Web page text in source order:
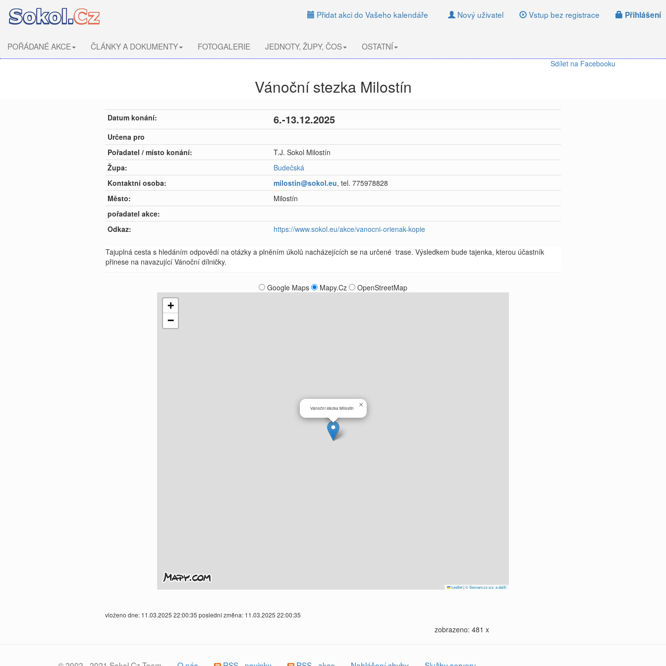
Nový uživatel Vstup bez registrace Přihlášení
Přidat akci do Vašeho kalendáře
POŘÁDANÉ AKCE ČLÁNKY A DOKUMENTY FOTOGALERIE JEDNOTY, ŽUPY, ČOS OSTATNÍ
Sdílet na Facebooku
Vánoční stezka Milostín
Datum konání: 6.-13.12.2025
Určena pro
Pořadatel / místo konání:
T.J. Sokol Milostín
Župa:
Budečská
Kontaktní osoba:
milostin@sokol.eu, tel. 775978828
Město:
Milostín
pořadatel akce:
Odkaz:
https://www.sokol.eu/akce/vanocni-orienak-kopie
Tajuplná cesta s hledáním odpovědí na otázky a plněním úkolů nacházejících se na určené trase. Výsledkem bude tajenka, kterou účastník
přinese na navazující Vánoční dílničky.
Google Maps Mapy.Cz OpenStreetMap
Vánoční stezka Milostín ×
+
−
Leaflet|© Seznam.cz a.s. a další
vloženo dne: 11.03.2025 22:00:35 poslední změna: 11.03.2025 22:00:35
zobrazeno: 481 x